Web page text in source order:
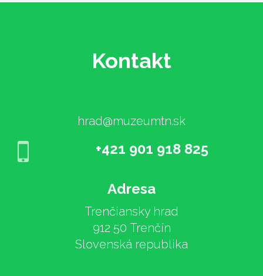
Kontakt
hrad@muzeumtn.sk
+421 901 918 825
Adresa
Trenčiansky hrad
912 50 Trenčín
Slovenská republika